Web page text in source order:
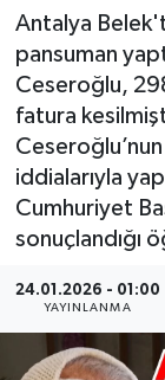
Antalya
pansuman
Ceseroğlu,
fatura
iddialarıyla
Cumhuriyet
sonuçlandığı
24.01.2026 - 01:00
YAYINLANMA
Ekonomi
Genel
Güncel
Magazin
Tüm
Son
Haber